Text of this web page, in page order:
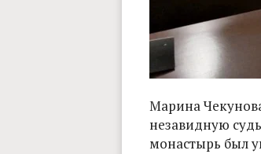
Марина
незавидную
монастырь был